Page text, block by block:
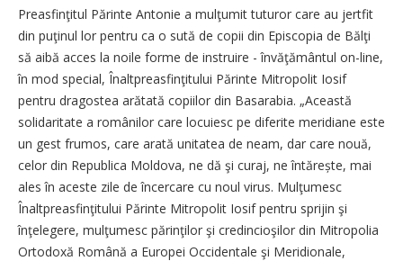
Preasfinţitul Părinte Antonie a mulţumit tuturor care au jertfit
din puţinul lor pentru ca o sută de copii din Episcopia de Bălţi
să aibă acces la noile forme de instruire - învăţământul on-line,
în mod special, Înaltpreasfinţitului Părinte Mitropolit Iosif
pentru dragostea arătată copiilor din Basarabia. „Această
solidaritate a românilor care locuiesc pe diferite meridiane este
un gest frumos, care arată unitatea de neam, dar care nouă,
celor din Republica Moldova, ne dă şi curaj, ne întărește, mai
ales în aceste zile de încercare cu noul virus. Mulţumesc
Înaltpreasfinţitului Părinte Mitropolit Iosif pentru sprijin şi
înţelegere, mulţumesc părinţilor şi credincioşilor din Mitropolia
Ortodoxă Română a Europei Occidentale şi Meridionale,